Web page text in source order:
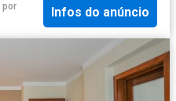
por
Infos do anúncio